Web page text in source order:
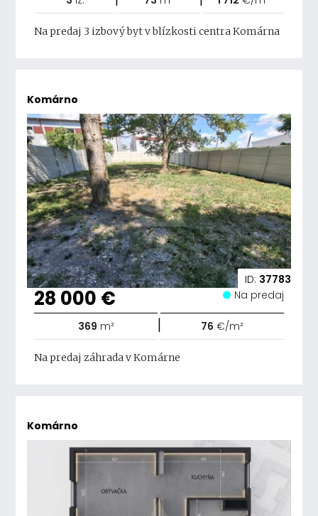
Na predaj 3 izbový byt v blízkosti centra Komárna
Komárno
ID: 37783
28 000 € Na predaj
369 m² | 76 €/m²
Na predaj záhrada v Komárne
Komárno